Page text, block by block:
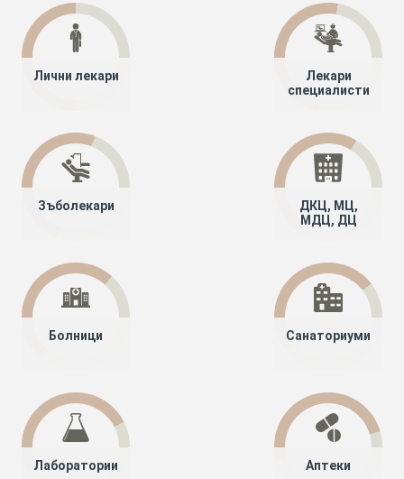
Лични лекари
Лекари
специалисти
Зъболекари
ДКЦ, МЦ,
МДЦ, ДЦ
Болници Санаториуми
Лаборатории Аптеки